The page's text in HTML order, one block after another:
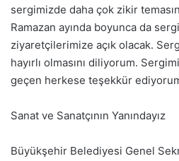
sergimizde daha çok zikir
Ramazan ayında boyunca da
ziyaretçilerimize açık olacak.
hayırlı olmasını diliyorum.
geçen herkese teşekkür
Sanat ve Sanatçının Yanındayız
Büyükşehir Belediyesi Genel